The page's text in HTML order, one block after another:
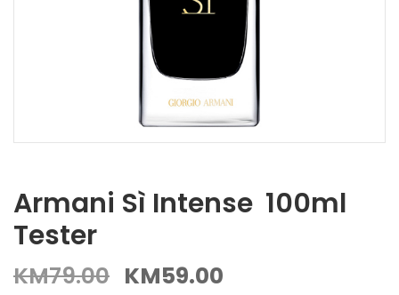
Armani Sì Intense 100ml
Tester
KM79.00 KM59.00